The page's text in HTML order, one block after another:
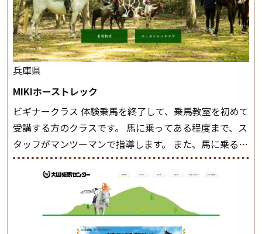
兵庫県
MIKIホーストレック
ビギナークラス 体験乗馬を終了して、乗馬教室を初めて
受講する方のクラスです。 馬に乗ってある程度まで、ス
タッフがマンツーマンで指導します。 また、馬に乗るだ
けでなく、馬の手入れや馬装（鞍などを装着する） も
このクラスで把握し、「馬に触れること」にも慣れてい
きましょう。 スタートクラス ビギナークラスで単独で
軽速歩(けいはやあし)ができるようになったら スタート
クラスへ。 グループレッスンで馬のスピードを調整し